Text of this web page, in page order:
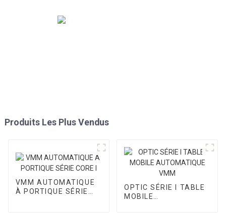
Produits Les Plus Vendus
VMM AUTOMATIQUE
À PORTIQUE SÉRIE
OPTIC SÉRIE I TABLE
MOBILE